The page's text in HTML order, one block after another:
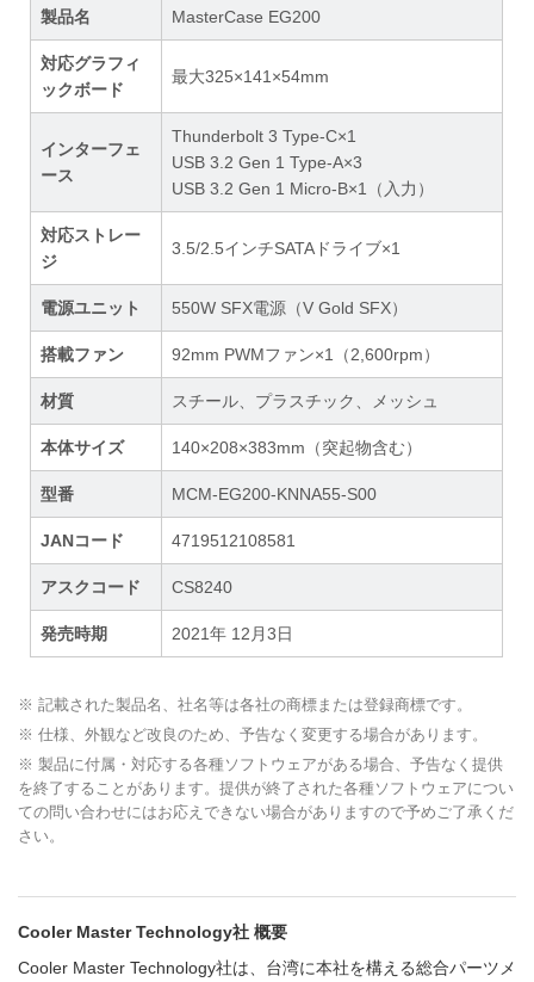
製品名 MasterCase EG200
対応グラフィ
ックボード
最大325×141×54mm
インターフェ
ース
Thunderbolt 3 Type-C×1
USB 3.2 Gen 1 Type-A×3
USB 3.2 Gen 1 Micro-B×1（入力）
対応ストレー
ジ
3.5/2.5インチSATAドライブ×1
電源ユニット 550W SFX電源（V Gold SFX）
搭載ファン 92mm PWMファン×1（2,600rpm）
材質 スチール、プラスチック、メッシュ
本体サイズ 140×208×383mm（突起物含む）
型番 MCM-EG200-KNNA55-S00
JANコード 4719512108581
アスクコード CS8240
発売時期 2021年 12月3日
※ 記載された製品名、社名等は各社の商標または登録商標です。
※ 仕様、外観など改良のため、予告なく変更する場合があります。
※ 製品に付属・対応する各種ソフトウェアがある場合、予告なく提供
を終了することがあります。提供が終了された各種ソフトウェアについ
ての問い合わせにはお応えできない場合がありますので予めご了承くだ
さい。
Cooler Master Technology社 概要
Cooler Master Technology社は、台湾に本社を構える総合パーツメ